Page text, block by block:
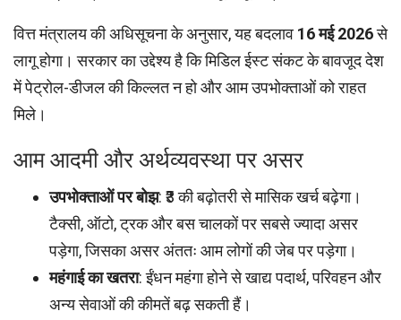
वित्त मंत्रालय की अधिसूचना के अनुसार, यह बदलाव 16 मई 2026से
लागू होगा। सरकार का उद्देश्य है कि मिडिल ईस्ट संकट के बावजूद देश
में पेट्रोल-डीजल की किल्लत न हो और आम उपभोक्ताओं को राहत
मिले।
आम आदमी और अर्थव्यवस्था पर असर
उपभोक्ताओं पर बोझ: ₹3 की बढ़ोतरी से मासिक खर्च बढ़ेगा।
टैक्सी, ऑटो, ट्रक और बस चालकों पर सबसे ज्यादा असर
पड़ेगा, जिसका असर अंततः आम लोगों की जेब पर पड़ेगा।
महंगाई का खतरा: ईंधन महंगा होने से खाद्य पदार्थ, परिवहन और
अन्य सेवाओं की कीमतें बढ़ सकती हैं।